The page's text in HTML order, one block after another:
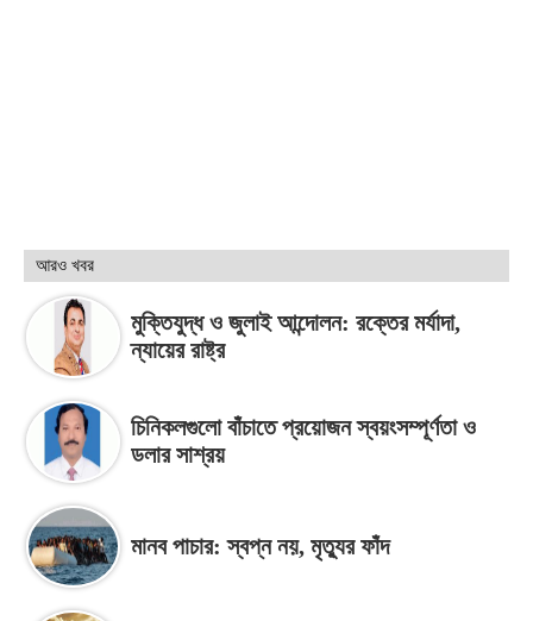
আরও খবর
মুক্তিযুদ্ধ ও জুলাই আন্দোলন: রক্তের মর্যাদা,
ন্যায়ের রাষ্ট্র
চিনিকলগুলো বাঁচাতে প্রয়োজন স্বয়ংসম্পূর্ণতা ও
ডলার সাশ্রয়
মানব পাচার: স্বপ্ন নয়, মৃত্যুর ফাঁদ